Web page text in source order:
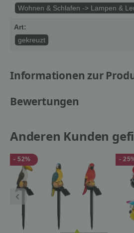
Wohnen & Schlafen -> Lampen &
Art:
gekreuzt
Informationen zur
Bewertungen
Anderen Kunden
- 52% -